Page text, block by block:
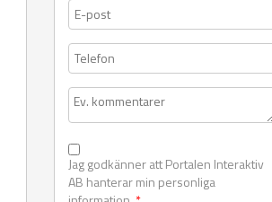
Jag godkänner att Portalen Interaktiv
AB hanterar min personliga